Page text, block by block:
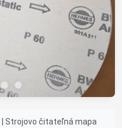
| Strojovo čitateľná mapa